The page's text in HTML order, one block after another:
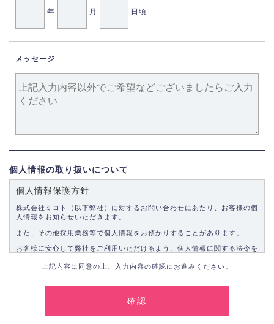
年 月 日頃
メッセージ
個人情報の取り扱いについて
個人情報保護方針
株式会社ミコト（以下弊社）に対するお問い合わせにあたり、お客様の個
人情報をお知らせいただきます。
また、その他採用業務等で個人情報をお預かりすることがあります。
お客様に安心して弊社をご利用いただけるよう、個人情報に関する法令を
2.個人情報の利用
上記内容に同意の上、入力内容の確認にお進みください。